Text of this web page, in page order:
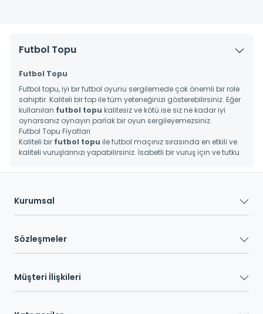
Futbol Topu
Futbol Topu
Futbol topu, iyi bir futbol oyunu sergilemede çok önemli bir role
sahiptir. Kaliteli bir top ile tüm yeteneğinizi gösterebilirsiniz. Eğer
kullanılan futbol topu kalitesiz ve kötü ise siz ne kadar iyi
oynarsanız oynayın parlak bir oyun sergileyemezsiniz.
Futbol Topu Fiyatları
Kaliteli bir futbol topu ile futbol maçınız sırasında en etkili ve
kaliteli vuruşlarınızı yapabilirsiniz. İsabetli bir vuruş için ve tutku
En kaliteli markaların profesyonel futbol toplarına indirimli ve
topları ve halı saha toplarını çok daha uygun fiyata satın
alabilirsiniz.
avantajından faydalanabilirsiniz. Özellikle Mikasa ve Sportive
Master Futsal marka futbol toplarında indirime ek sepette ek bir
Sportive ürünleri Indigo marka futbol topun,
Nike futbol topu
çeşitleri ve site üzerinde bulunan ürünlerin tamamı orijinal
Futbol Topu Modelleri
Kurumsal
Sözleşmeler
Müşteri İlişkileri